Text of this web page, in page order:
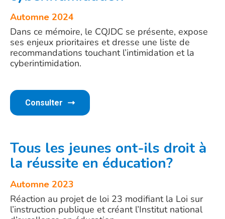
Automne 2024
Dans ce mémoire, le CQJDC se présente, expose
ses enjeux prioritaires et dresse une liste de
recommandations touchant l’intimidation et la
cyberintimidation.
Consulter
Tous les jeunes ont-ils droit à
la réussite en éducation?
Automne 2023
Réaction au projet de loi 23 modifiant la Loi sur
l’instruction publique et créant l’Institut national